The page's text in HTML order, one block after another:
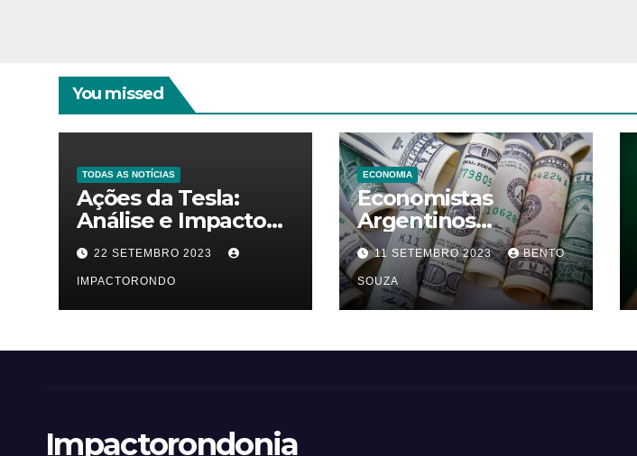
You missed
TODAS AS NOTÍCIAS
Ações da Tesla:
Análise e Impacto
no Mercado
Automobilístico
22 SETEMBRO 2023
IMPACTORONDO
ECONOMIA
Economistas
Argentinos
Questionam a
Viabilidade da
Dolarização
Proposta por Milei
11 SETEMBRO 2023 BENTO
SOUZA
Impactorondonia